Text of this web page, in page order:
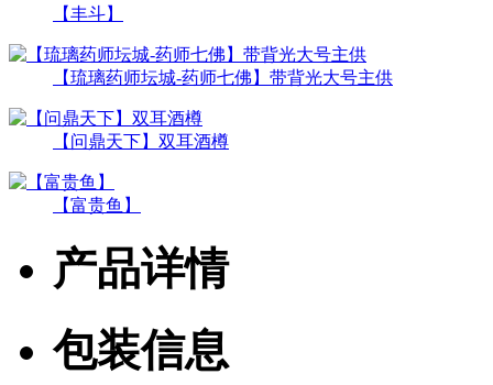
【丰斗】
【琉璃药师坛城-药师七佛】带背光大号主供
【问鼎天下】双耳酒樽
【富贵鱼】
产品详情
包装信息